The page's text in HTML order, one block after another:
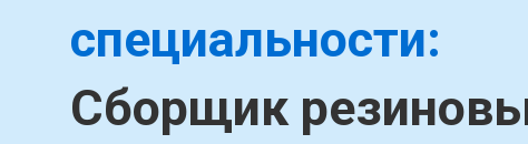
специальности:
Сборщик